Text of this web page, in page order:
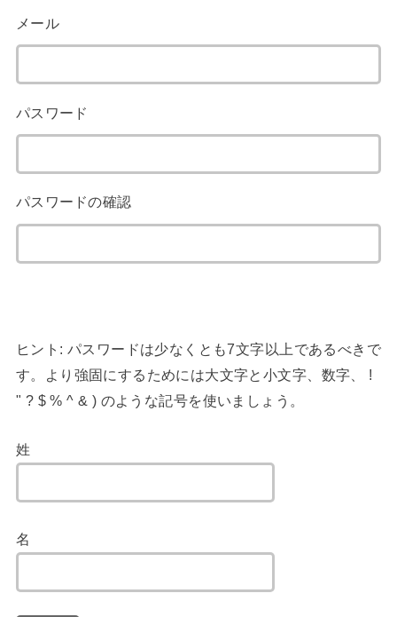
メール
パスワード
パスワードの確認
ヒント: パスワードは少なくとも7文字以上であるべきで
す。より強固にするためには大文字と小文字、数字、 !
" ? $ % ^ & ) のような記号を使いましょう。
姓
名